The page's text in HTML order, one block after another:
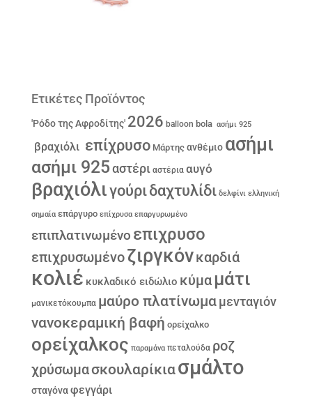
Ετικέτες Προϊόντος
'Ρόδο της Αφροδίτης' 2026 balloon bola ασήμι 925
βραχιόλι επίχρυσο Μάρτης ανθέμιο ασήμι
ασήμι 925αστέρι αστέρια αυγό
βραχιόλιγούριδαχτυλίδι δελφίνι ελληνική
σημαία επάργυρο επίχρυσα επαργυρωμένο
επιπλατινωμένο επιχρυσο
επιχρυσωμένοζιργκόνκαρδιά
κολιέ κυκλαδικό ειδώλιο κύμα μάτι
μανικετόκουμπα μαύρο πλατίνωμα μενταγιόν
νανοκεραμική βαφή ορείχαλκο
ορείχαλκος παραμάνα πεταλούδα ροζ
χρύσωμασκουλαρίκιασμάλτο
σταγόνα φεγγάρι